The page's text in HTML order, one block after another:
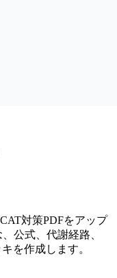
対策PDFをアップ
公式、代謝経路、
を作成します。